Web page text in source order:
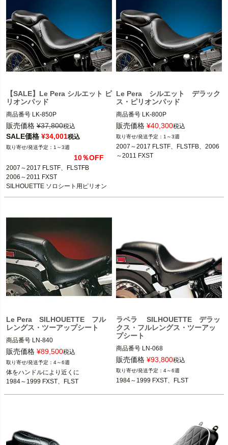
【SALE】Le Pera シルエット ピ
リオンパッド
商品番号 LK-850P
D型番：0802-0564,メーカー型番：LK
-850P,B型番：498979
2007～2017 FLSTF、FLSTFB
※FXSTD、FXSTSSEは除く
Le Pera(ラペラ)
販売価格 ¥37,800税込
SALE価格 ¥34,001税込
1～3週
10％OFF
2007～2017 FLSTF、FLSTFB
2006～2011 FXST
SILHOUETTE ソロシート用ピリオン
Le Pera シルエット デラック
ス・ピリオンパッド
商品番号 LK-800P
D型番：0802-0563,メーカー型番：LK
-800P
2006～2011 FXST
※FXSTD、FXSTSSEは除く
販売価格 ¥40,300税込
1～3週
2007～2017 FLSTF、FLSTFB、2006
～2011 FXST
Le Pera SILHOUETTE フル
レングス・ツーアップシート
商品番号 LN-840
D型番：DS-905511,メーカー型番：L
N-840,B型番：497375
1984～1999 FXST、FLST
Le Pera(ラペラ)
販売価格 ¥89,500税込
4～6週
体をハンドルにより近くに
1984～1999 FXST、FLST
ラペラ SILHOUETTE デラッ
クス・フルレングス・ツーアッ
プシート
商品番号 LN-068
D型番：DS-905917,メーカー型番：L
N-068
1984～1999 FXST、FLST
販売価格 ¥93,800税込
4～6週
1984～1999 FXST、FLST